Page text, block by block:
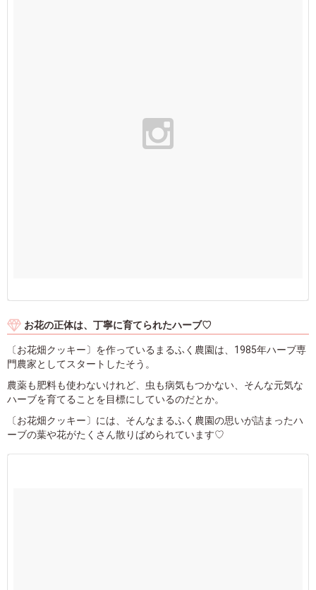
お花の正体は、丁寧に育てられたハーブ♡
〔お花畑クッキー〕を作っているまるふく農園は、1985年ハーブ専
門農家としてスタートしたそう。
農薬も肥料も使わないけれど、虫も病気もつかない、そんな元気な
ハーブを育てることを目標にしているのだとか。
〔お花畑クッキー〕には、そんなまるふく農園の思いが詰まったハ
ーブの葉や花がたくさん散りばめられています♡